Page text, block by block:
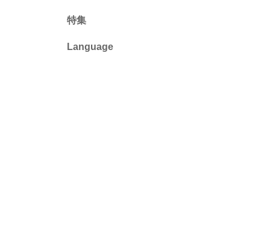
カルチャー・暮らし
特集
Language